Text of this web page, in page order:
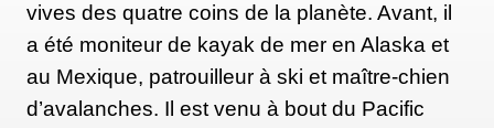
vives des quatre coins de la planète. Avant, il
a été moniteur de kayak de mer en Alaska et
au Mexique, patrouilleur à ski et maître-chien
d’avalanches. Il est venu à bout du Pacific